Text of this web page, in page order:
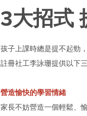
3大招式
孩子上課時總是提不起勁
註冊社工李詠珊提供以下
營造愉快的學習情緒
家長不妨營造一個輕鬆、